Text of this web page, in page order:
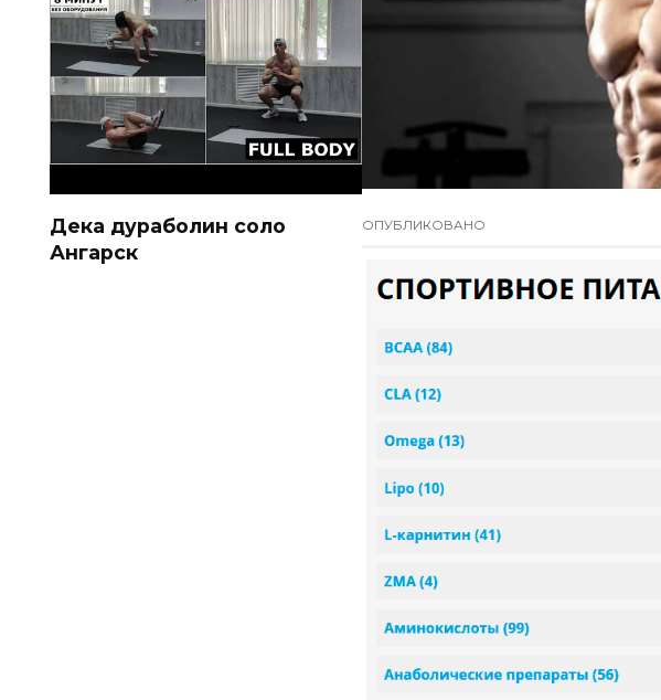
ОПУБЛИКОВАНО
Дека дураболин соло
Ангарск